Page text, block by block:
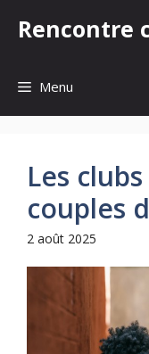
Rencontre
Menu
Les
couples
2 août 2025